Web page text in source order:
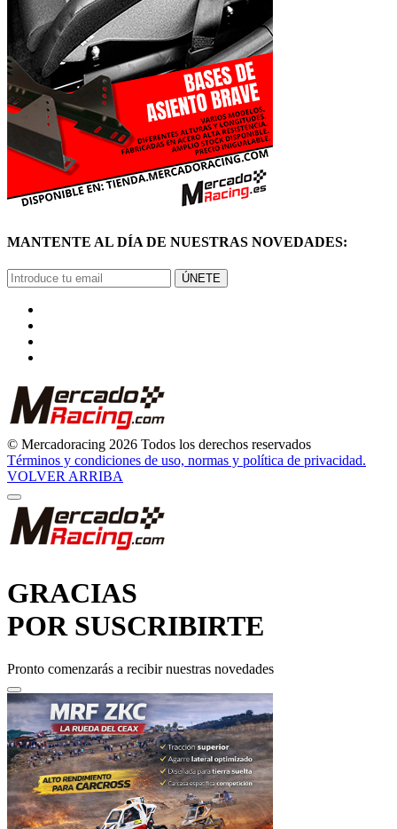
MANTENTE AL DÍA DE NUESTRAS NOVEDADES:
ÚNETE
© Mercadoracing 2026 Todos los derechos reservados
Términos y condiciones de uso, normas y política de privacidad.
VOLVER ARRIBA
GRACIAS
POR SUSCRIBIRTE
Pronto comenzarás a recibir nuestras novedades